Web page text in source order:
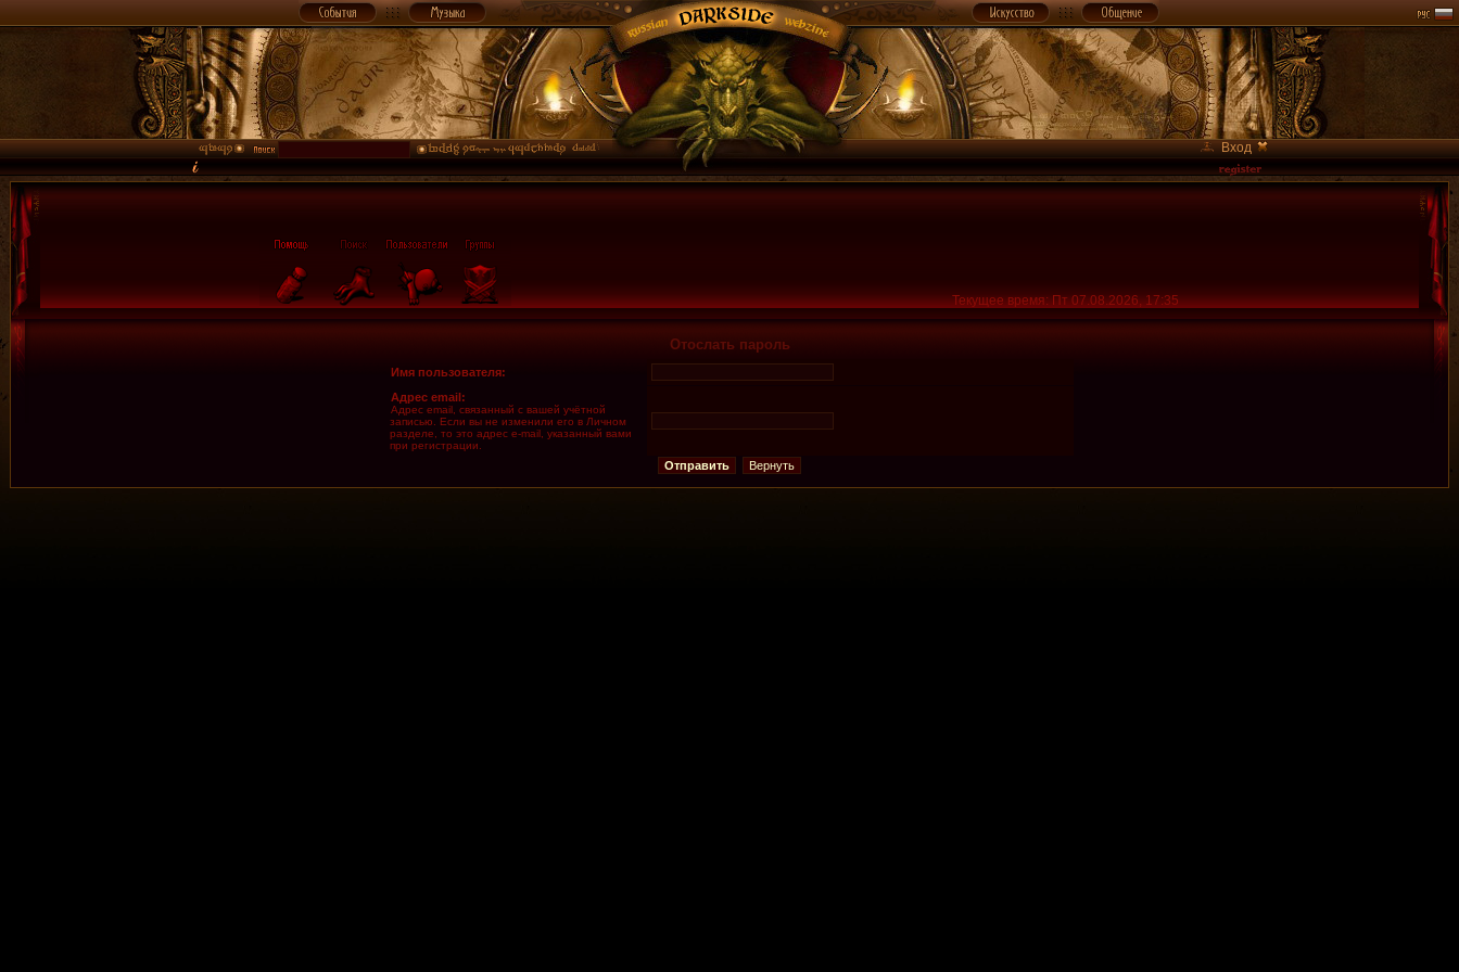
Вход
Текущее время: Пт 07.08.2026, 17:35
Отослать пароль
Имя пользователя:
Адрес email:
Адрес email, связанный с вашей учётной
записью. Если вы не изменили его в Личном
разделе, то это адрес e-mail, указанный вами
при регистрации.